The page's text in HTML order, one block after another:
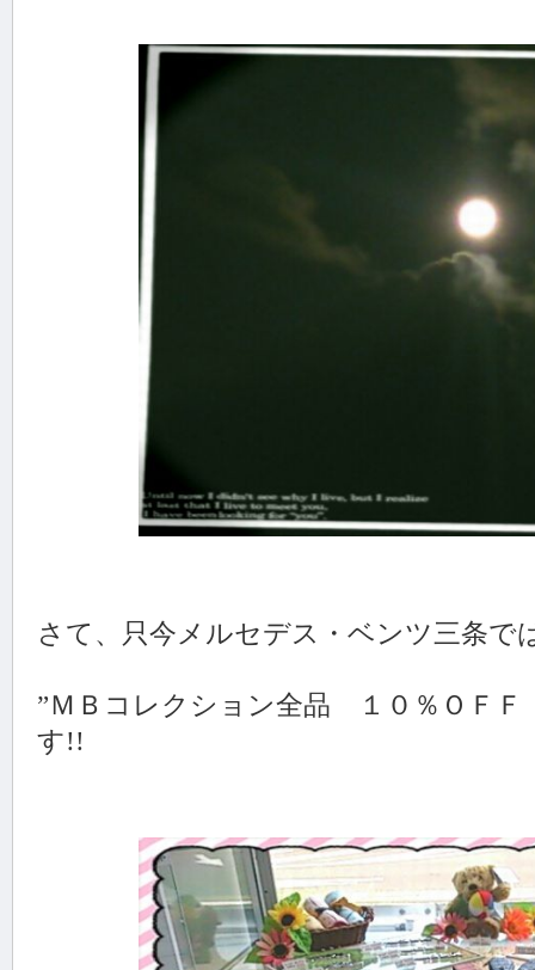
さて、只今メルセデス・ベンツ三条で
”ＭＢコレクション全品 １０％ＯＦＦ
す!!